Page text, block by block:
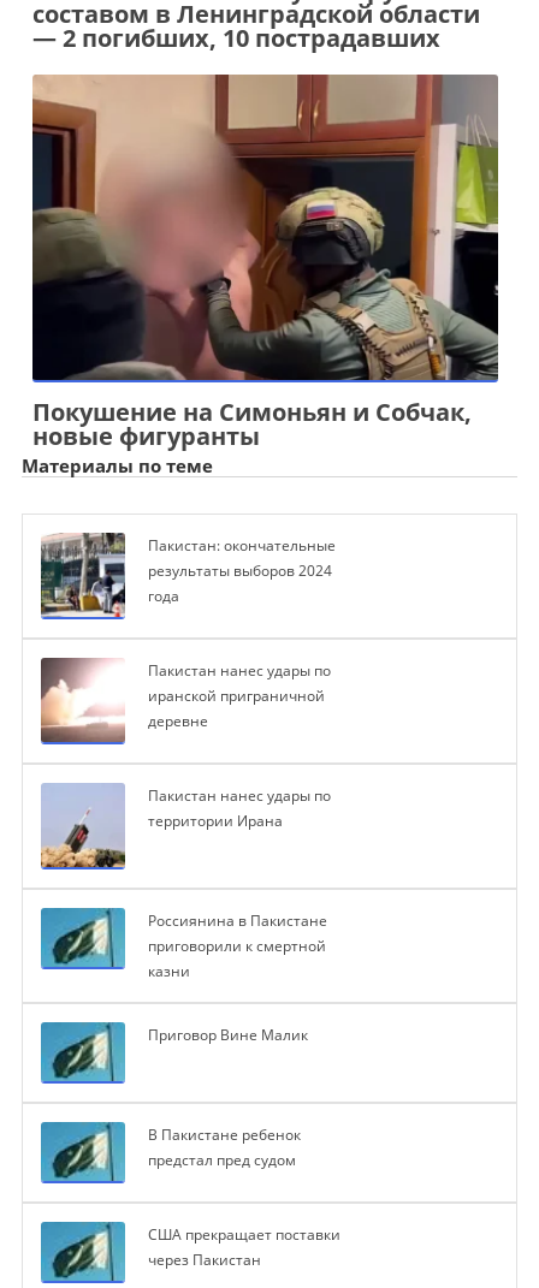
составом в Ленинградской области
— 2 погибших, 10 пострадавших
Покушение на Симоньян и Собчак,
новые фигуранты
Материалы по теме
Пакистан: окончательные
результаты выборов 2024
года
Пакистан нанес удары по
иранской приграничной
деревне
Пакистан нанес удары по
территории Ирана
Россиянина в Пакистане
приговорили к смертной
казни
Приговор Вине Малик
В Пакистане ребенок
предстал пред судом
США прекращает поставки
через Пакистан